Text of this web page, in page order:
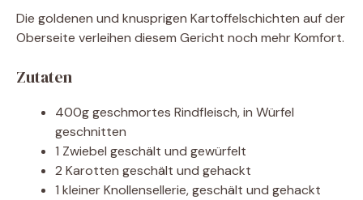
Die goldenen und knusprigen Kartoffelschichten auf der
Oberseite verleihen diesem Gericht noch mehr Komfort.
Zutaten
400g geschmortes Rindfleisch, in Würfel
geschnitten
1 Zwiebel geschält und gewürfelt
2 Karotten geschält und gehackt
1 kleiner Knollensellerie, geschält und gehackt